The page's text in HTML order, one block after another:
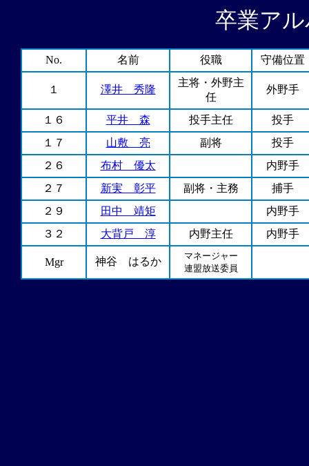
卒業ア
No. 名前 役職 守備位置
１ 澤井 秀隆
主将・外野主
任
外野手
１６ 平井 森 投手主任
投手
１７
山敷 亮 副将
投手
２６
布村 優太
内野手
２７
新実 彰平 副将・主務
捕手
２９
田中 靖矩
内野手
３２
大背戸 淳 内野主任 内野手
Mgr 神谷 はるか
マネージャー
連盟放送委員